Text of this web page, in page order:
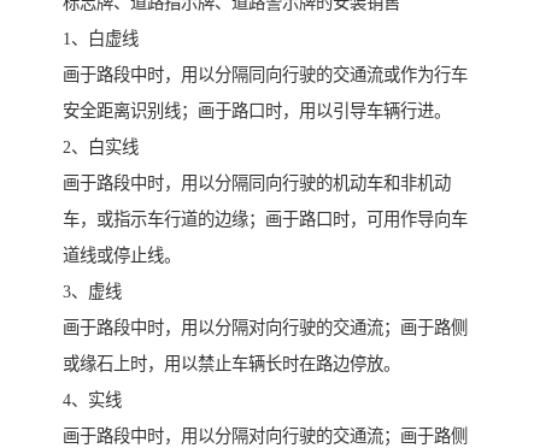
1、白虚线
画于路段中时，用以分隔同向行驶的交通流或作为行车
安全距离识别线；画于路口时，用以引导车辆行进。
2、白实线
画于路段中时，用以分隔同向行驶的机动车和非机动
车，或指示车行道的边缘；画于路口时，可用作导向车
道线或停止线。
3、虚线
画于路段中时，用以分隔对向行驶的交通流；画于路侧
或缘石上时，用以禁止车辆长时在路边停放。
4、实线
画于路段中时，用以分隔对向行驶的交通流；画于路侧